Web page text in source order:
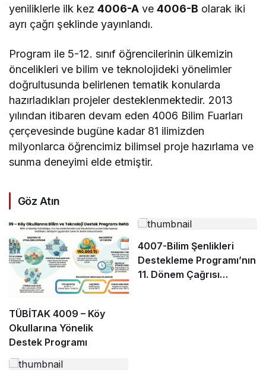
yeniliklerle ilk kez4006-A ve4006-B olarak iki
ayrı çağrı şeklinde yayınlandı.
Program ile 5-12. sınıf öğrencilerinin ülkemizin
öncelikleri ve bilim ve teknolojideki yönelimler
doğrultusunda belirlenen tematik konularda
hazırladıkları projeler desteklenmektedir. 2013
yılından itibaren devam eden 4006 Bilim Fuarları
çerçevesinde bugüne kadar 81 ilimizden
milyonlarca öğrencimiz bilimsel proje hazırlama ve
sunma deneyimi elde etmiştir.
Göz Atın
TÜBİTAK 4009 – Köy
Okullarına Yönelik
Destek Programı
4007-Bilim Şenlikleri
Destekleme Programı’nın
11. Dönem Çağrısı